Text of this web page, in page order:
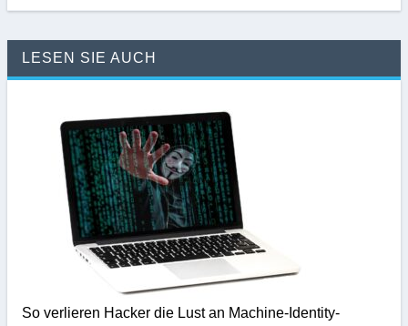
LESEN SIE AUCH
So verlieren Hacker die Lust an Machine-Identity-